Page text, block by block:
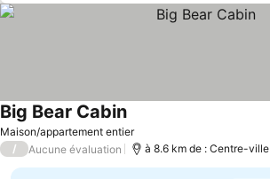
Maison/appartement entier
Big Bear CabinConsulter les prix
/ Aucune évaluation à 8.6 km de : Centre-ville